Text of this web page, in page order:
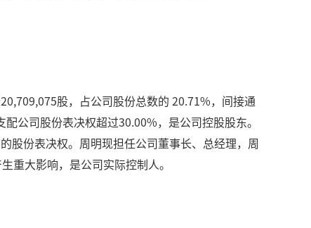
股，占公司股份总数的 20.71%，间接通
公司股份表决权超过30.00%，是公司控股股东。
股份表决权。周明现担任公司董事长、总经理，周
重大影响，是公司实际控制人。